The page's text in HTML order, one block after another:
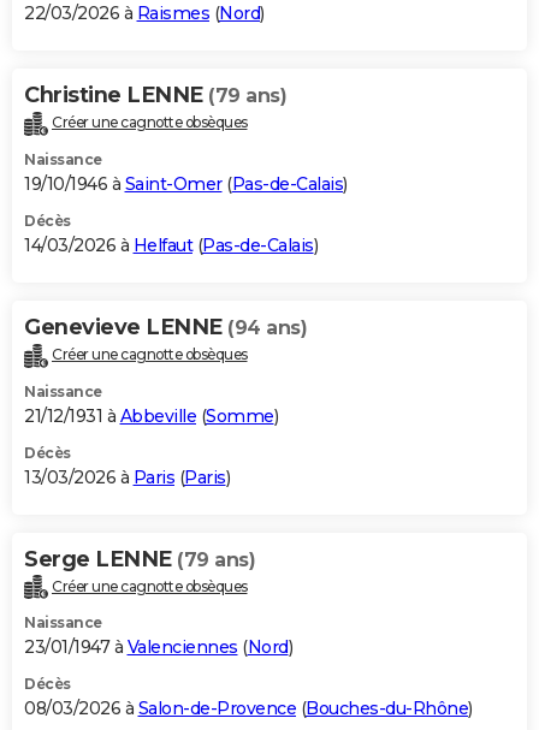
22/03/2026 à Raismes (Nord)
Christine LENNE (79 ans)
Créer une cagnotte obsèques
Naissance
19/10/1946 à Saint-Omer(Pas-de-Calais)
Décès
14/03/2026 à Helfaut(Pas-de-Calais)
Genevieve LENNE (94 ans)
Créer une cagnotte obsèques
Naissance
21/12/1931 à Abbeville (Somme)
Décès
13/03/2026 à Paris (Paris)
Serge LENNE (79 ans)
Créer une cagnotte obsèques
Naissance
23/01/1947 à Valenciennes (Nord)
Décès
08/03/2026 à Salon-de-Provence (Bouches-du-Rhône)